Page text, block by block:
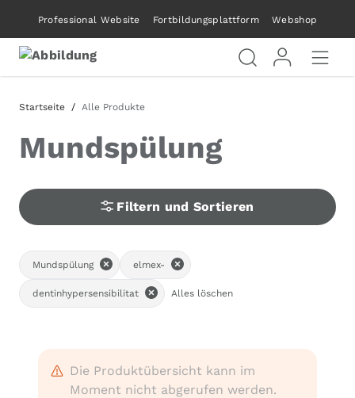
Professional Website Fortbildungsplattform Webshop
Startseite Alle Produkte
Mundspülung
Filtern und Sortieren
Mundspülung elmex-
dentinhypersensibilitat Alles löschen
Die Produktübersicht kann im
Moment nicht abgerufen werden.